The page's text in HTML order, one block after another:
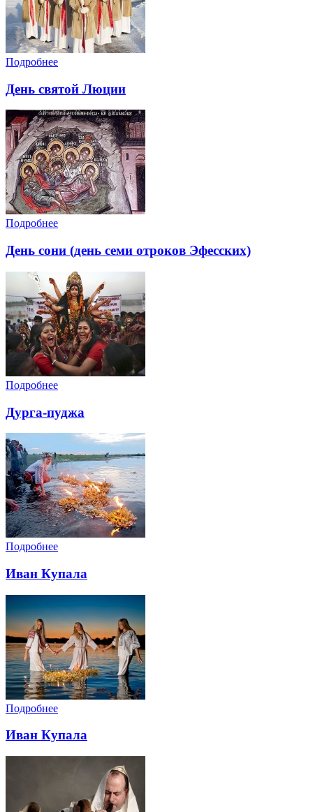
Подробнее
День святой Люции
Подробнее
День сони (день семи отроков Эфесских)
Подробнее
Дурга-пуджа
Подробнее
Иван Купала
Подробнее
Иван Купала